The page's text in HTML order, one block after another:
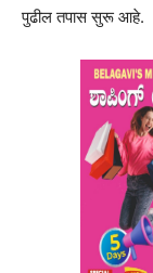
पुढील तपास सुरू आहे.